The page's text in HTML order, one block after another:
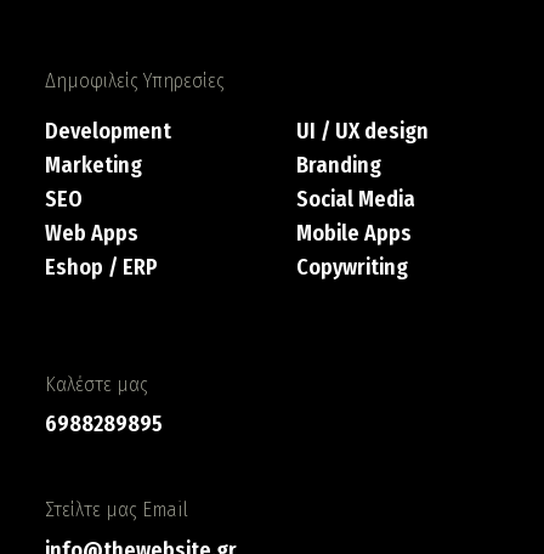
Δημοφιλείς Υπηρεσίες
Development
UI / UX design
Marketing
Branding
SEO
Social Media
Web Apps
Mobile Apps
Eshop / ERP
Copywriting
Καλέστε μας
6988289895
Στείλτε μας Email